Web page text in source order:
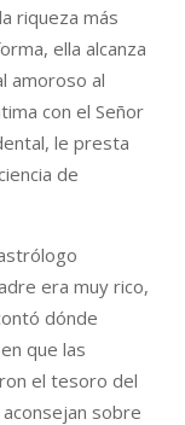
riqueza más
ella alcanza
amoroso al
con el Señor
le presta
de
era muy rico,
dónde
que las
el tesoro del
sobre